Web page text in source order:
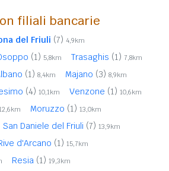
filiali bancarie
del Friuli (7) 4,9km
(1) 5,8km Trasaghis (1) 7,8km
(1) 8,4km Majano (3) 8,9km
(4) 10,1km Venzone (1) 10,6km
Moruzzo (1) 13,0km
San Daniele del Friuli (7) 13,9km
d'Arcano (1) 15,7km
Resia (1) 19,3km